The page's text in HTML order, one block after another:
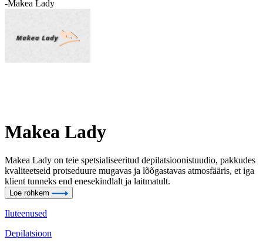
-Makea Lady
Makea Lady
Makea Lady on teie spetsialiseeritud depilatsioonistuudio, pakkudes
kvaliteetseid protseduure mugavas ja lõõgastavas atmosfääris, et iga
klient tunneks end enesekindlalt ja laitmatult.
Loe rohkem
Iluteenused
Depilatsioon